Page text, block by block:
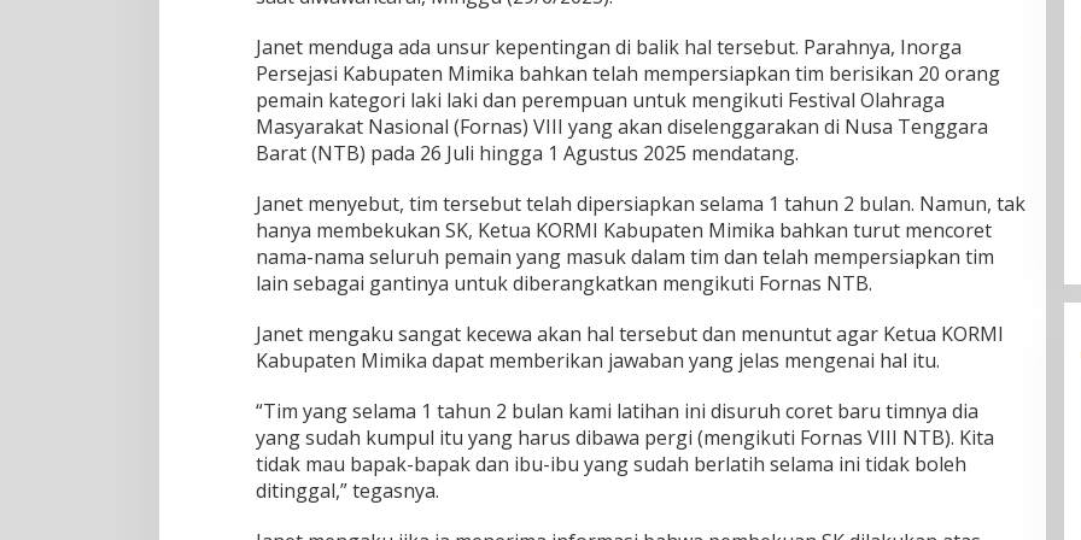
Janet menduga ada unsur kepentingan di balik hal tersebut. Parahnya, Inorga
Persejasi Kabupaten Mimika bahkan telah mempersiapkan tim berisikan 20 orang
pemain kategori laki laki dan perempuan untuk mengikuti Festival Olahraga
Masyarakat Nasional (Fornas) VIII yang akan diselenggarakan di Nusa Tenggara
Barat (NTB) pada 26 Juli hingga 1 Agustus 2025 mendatang.
Janet menyebut, tim tersebut telah dipersiapkan selama 1 tahun 2 bulan. Namun, tak
hanya membekukan SK, Ketua KORMI Kabupaten Mimika bahkan turut mencoret
nama-nama seluruh pemain yang masuk dalam tim dan telah mempersiapkan tim
lain sebagai gantinya untuk diberangkatkan mengikuti Fornas NTB.
Janet mengaku sangat kecewa akan hal tersebut dan menuntut agar Ketua KORMI
Kabupaten Mimika dapat memberikan jawaban yang jelas mengenai hal itu.
“Tim yang selama 1 tahun 2 bulan kami latihan ini disuruh coret baru timnya dia
yang sudah kumpul itu yang harus dibawa pergi (mengikuti Fornas VIII NTB). Kita
tidak mau bapak-bapak dan ibu-ibu yang sudah berlatih selama ini tidak boleh
ditinggal,” tegasnya.